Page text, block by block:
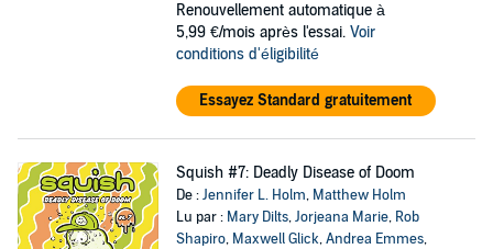
Renouvellement automatique à
5,99 €/mois après l'essai. Voir
conditions d'éligibilité
Essayez Standard gratuitement
Squish #7: Deadly Disease of Doom
De :Jennifer L. Holm, Matthew Holm
Lu par : Mary Dilts,Jorjeana Marie, Rob
Shapiro, Maxwell Glick,Andrea Emmes,